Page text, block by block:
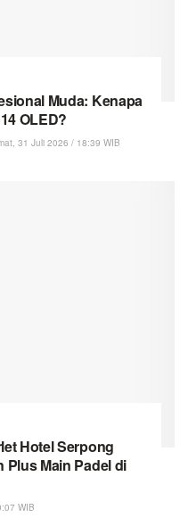
Muda: Kenapa
OLED?
31 Juli 2026 / 18:39 WIB
Hotel Serpong
Plus Main Padel di
WIB